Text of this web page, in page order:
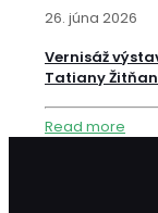
26. júna 2026
Vernisáž
Tatiany
Read more